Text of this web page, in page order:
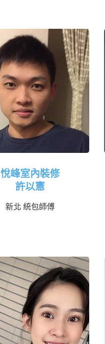
悅峰室內裝修
許以憲
新北 統包師傅